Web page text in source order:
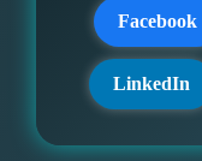
Facebook
LinkedIn